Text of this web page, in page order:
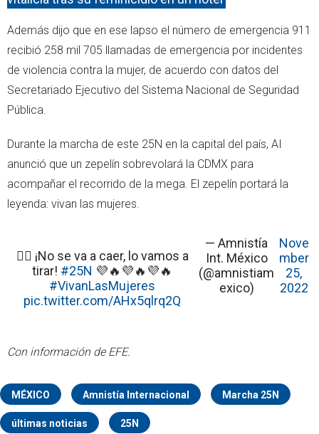
Además dijo que en ese lapso el número de emergencia 911
recibió 258 mil 705 llamadas de emergencia por incidentes
de violencia contra la mujer, de acuerdo con datos del
Secretariado Ejecutivo del Sistema Nacional de Seguridad
Pública.
Durante la marcha de este 25N en la capital del país, AI
anunció que un zepelín sobrevolará la CDMX para
acompañar el recorrido de la mega. El zepelín portará la
leyenda: vivan las mujeres.
✊🏽 ¡No se va a caer, lo vamos a
tirar! #25N 💜🔥💜🔥💜🔥
#VivanLasMujeres
pic.twitter.com/AHx5qlrq2Q
— Amnistía
Int. México
(@amnistiam
exico)
Nove
mber
25,
2022
Con información de EFE.
MÉXICO Amnistía Internacional Marcha 25N
últimas noticias 25N